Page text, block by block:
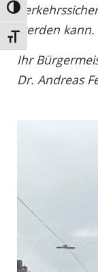
Umschalten auf
Schrift vergrößern
werden kann.
Ihr
Dr. Andreas